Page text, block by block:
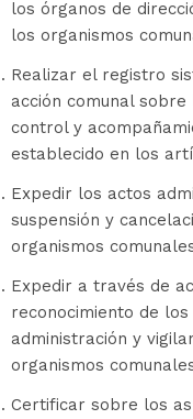
los órganos de
los organismos
Realizar el registro
acción comunal sobre
control y
establecido en los
Expedir los actos
suspensión y
organismos
Expedir a través de
reconocimiento de
administración y
organismos
Certificar sobre los